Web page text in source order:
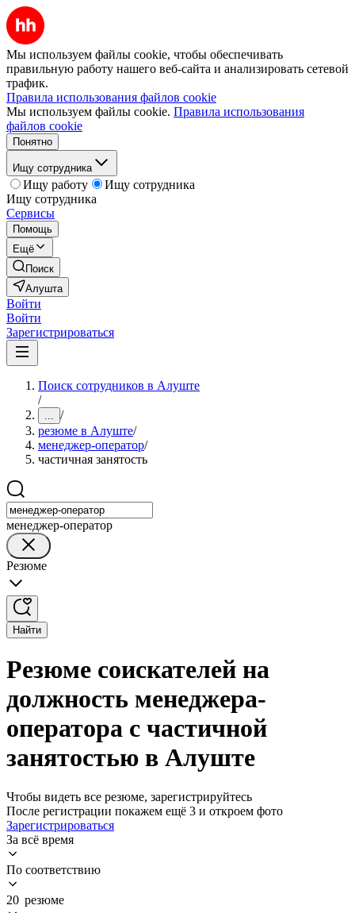
Мы используем файлы cookie, чтобы обеспечивать
правильную работу нашего веб-сайта и анализировать сетевой
трафик.
Правила использования файлов cookie
Мы используем файлы cookie. Правила использования
файлов cookie
Понятно
Ищу сотрудника
Ищу работу
Ищу сотрудника
Ищу сотрудника
Сервисы
Помощь
Ещё
Поиск
Алушта
Войти
Войти
Зарегистрироваться
Поиск сотрудников в Алуште
/
... /
резюме в Алуште/
менеджер-оператор/
частичная занятость
менеджер-оператор
Резюме
Найти
Резюме соискателей на
должность менеджера-
оператора с частичной
занятостью в Алуште
Чтобы видеть все резюме, зарегистрируйтесь
После регистрации покажем ещё 3 и откроем фото
Зарегистрироваться
За всё время
По соответствию
20 резюме